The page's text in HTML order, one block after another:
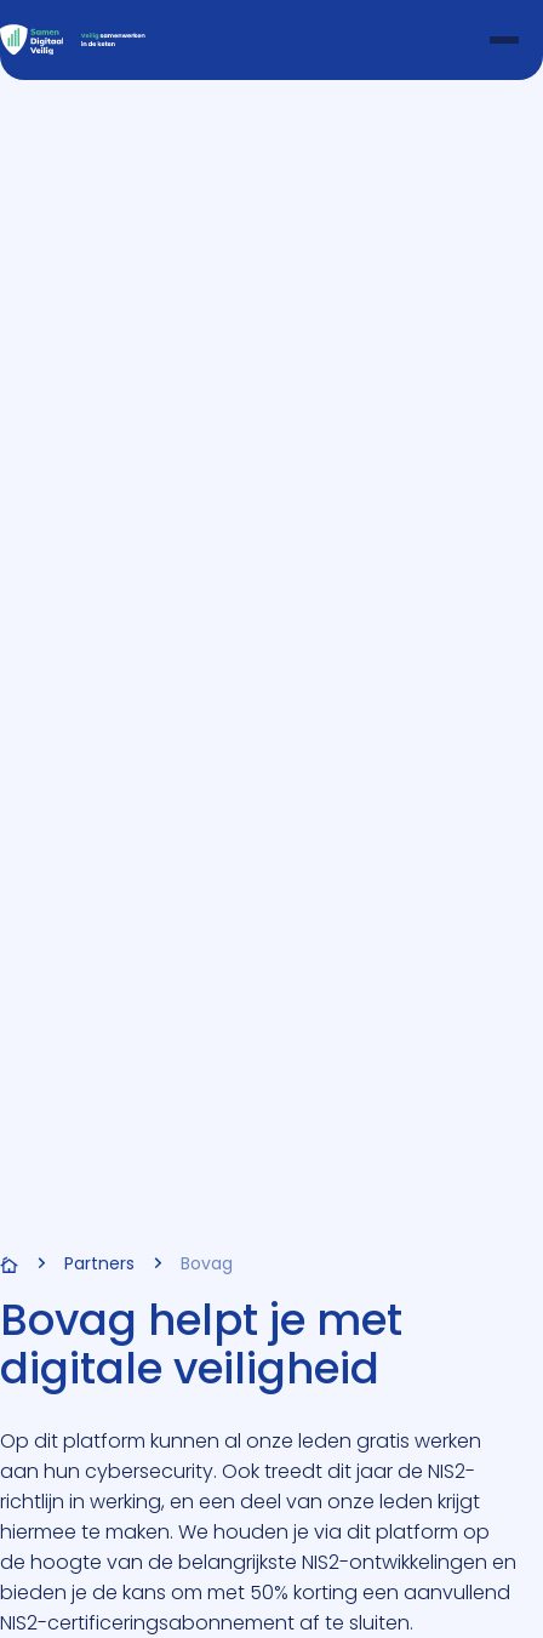
Partners Bovag
Bovag helpt je met
digitale veiligheid
Op dit platform kunnen al onze leden gratis werken
aan hun cybersecurity. Ook treedt dit jaar de NIS2-
richtlijn in werking, en een deel van onze leden krijgt
hiermee te maken. We houden je via dit platform op
de hoogte van de belangrijkste NIS2-ontwikkelingen en
bieden je de kans om met 50% korting een aanvullend
NIS2-certificeringsabonnement af te sluiten.